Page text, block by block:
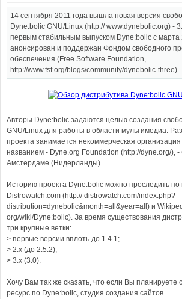
14 сентября 2011 года вышла новая версия
Dyne:bolic GNU/Linux (http:// www.dynebolic.org) -
первым стабильным выпуском Dyne:bolic с марта
анонсирован и поддержан Фондом свободного
обеспечения (Free Software Foundation,
http://www.fsf.org/blogs/community/dynebolic-three).
Авторы Dyne:bolic задаются целью создания
GNU/Linux для работы в области мультимедиа.
проекта занимается некоммерческая
названием - Dyne.org Foundation (http://dyne.org/),
Амстердаме (Нидерланды).
Историю проекта Dyne:bolic можно проследить
Distrowatch.com (http:// distrowatch.com/index.php?
distribution=dynebolic&month=all&year=all) и
org/wiki/Dyne:bolic). За время существования
три крупные ветки:
> первые версии вплоть до 1.4.1;
> 2.x (до 2.5.2);
> 3.x (3.0).
Хочу Вам так же сказать, что если Вы планируете
ресурс по Dyne:bolic, студия создания сайтов